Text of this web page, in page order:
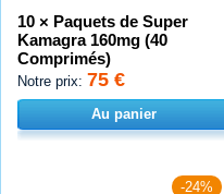
10 × Paquets de Super
Kamagra 160mg (40
Comprimés)
Notre prix: 75 €
Au panier
-24%